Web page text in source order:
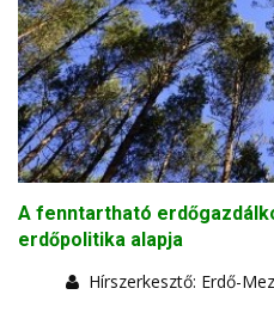
A fenntartható
erdőpolitika alapja
Hírszerkesztő: Erdő-